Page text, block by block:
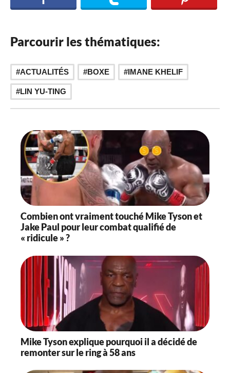
Parcourir les thématiques:
ACTUALITÉS BOXE IMANE KHELIF
LIN YU-TING
Combien ont vraiment touché Mike Tyson et
Jake Paul pour leur combat qualifié de
« ridicule » ?
Mike Tyson explique pourquoi il a décidé de
remonter sur le ring à 58 ans